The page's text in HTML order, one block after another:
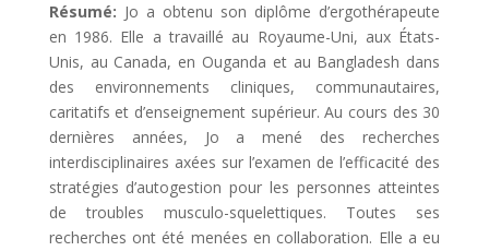
Résumé: Jo a obtenu son diplôme d’ergothérapeute
en 1986. Elle a travaillé au Royaume-Uni, aux États-
Unis, au Canada, en Ouganda et au Bangladesh dans
des environnements cliniques, communautaires,
caritatifs et d’enseignement supérieur. Au cours des 30
dernières années, Jo a mené des recherches
interdisciplinaires axées sur l’examen de l’efficacité des
stratégies d’autogestion pour les personnes atteintes
de troubles musculo-squelettiques. Toutes ses
recherches ont été menées en collaboration. Elle a eu